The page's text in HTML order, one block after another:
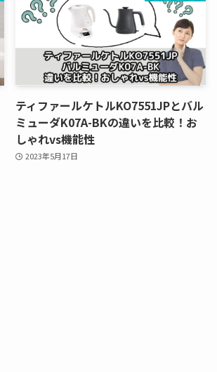
ティファールケトルKO7551JPとバル
ミューダK07A-BKの違いを比較！お
しゃれvs機能性
2023年5月17日